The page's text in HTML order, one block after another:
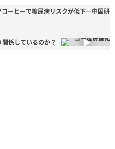
コーヒーで糖尿病リスクが低下―中国研
係しているのか？